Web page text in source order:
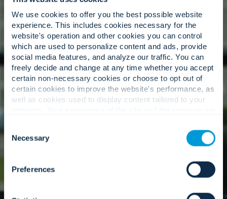
We use cookies to offer you the best possible website
experience. This includes cookies necessary for the
website's operation and other cookies you can control
which are used to personalize content and ads, provide
social media features, and analyze our traffic. You can
freely decide and change at any time whether you accept
certain non-necessary cookies or choose to opt out of
certain cookies to improve the website's performance, as
well as cookies used to display content tailored to your
cookies. Click "Show details" below for more information
about who we share your information with.
Consent
Selection
Necessary
Preferences
Expertiză specializată.
O rețea globală de experți în domeniu care
înțeleg nuanțele mediului dumneavoastră unic.